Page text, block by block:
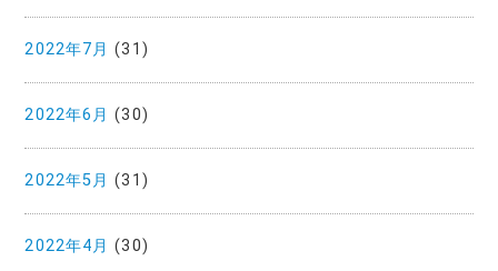
2022年7月 (31)
2022年6月 (30)
2022年5月 (31)
2022年4月 (30)